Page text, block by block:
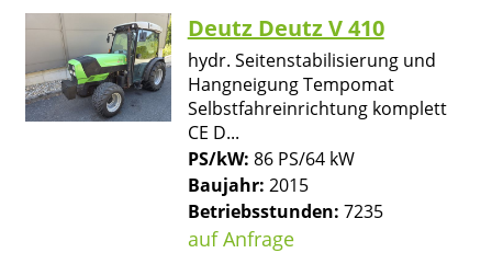
Deutz Deutz V 410
hydr. Seitenstabilisierung und
Hangneigung Tempomat
Selbstfahreinrichtung komplett
CE D...
PS/kW: 86 PS/64 kW
Baujahr: 2015
Betriebsstunden: 7235
auf Anfrage